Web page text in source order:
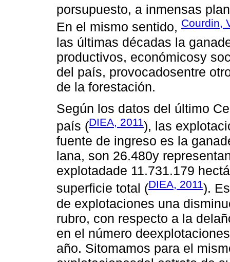
porsupuesto, a inmensas
En el mismo sentido, Courdin,
las últimas décadas la
productivos, económicosy
del país, provocadosentre
de la forestación.
Según los datos del último
país (DIEA, 2011), las
fuente de ingreso es la
lana, son 26.480y
explotadade 11.731.179
superficie total (DIEA, 2011).
de explotaciones una
rubro, con respecto a la
en el número
año. Sitomamos para el